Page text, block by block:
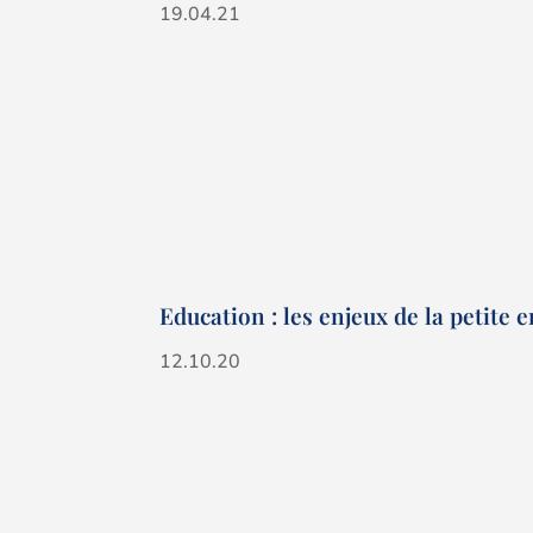
19.04.21
Education : les enjeux de la petite
12.10.20